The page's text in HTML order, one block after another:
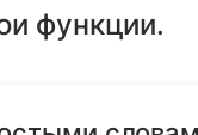
функции.